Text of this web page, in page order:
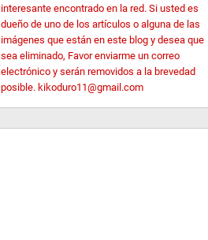
interesante encontrado en la red. Si usted es
dueño de uno de los artículos o alguna de las
imágenes que están en este blog y desea que
sea eliminado, Favor enviarme un correo
electrónico y serán removidos a la brevedad
posible. kikoduro11@gmail.com